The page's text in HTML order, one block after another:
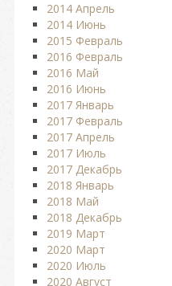
2014 Апрель
2014 Июнь
2015 Февраль
2016 Февраль
2016 Май
2016 Июнь
2017 Январь
2017 Февраль
2017 Апрель
2017 Июль
2017 Декабрь
2018 Январь
2018 Май
2018 Декабрь
2019 Март
2020 Март
2020 Июль
2020 Август